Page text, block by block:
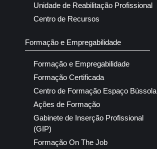
Unidade de Reabilitação Profissional
Centro de Recursos
Formação e Empregabilidade
Formação e Empregabilidade
Formação Certificada
Centro de Formação Espaço Bússola
Ações de Formação
Gabinete de Inserção Profissional
(GIP)
Formação On The Job